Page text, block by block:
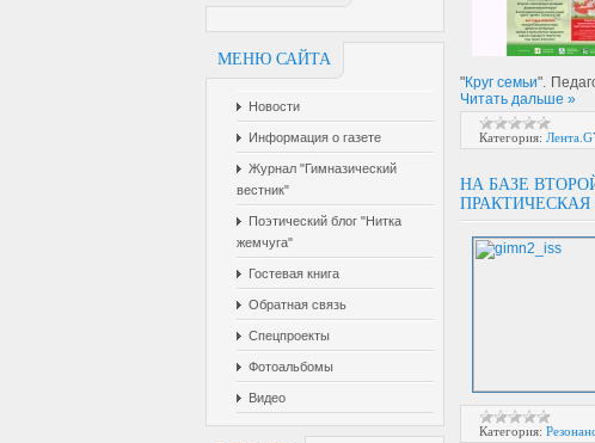
МЕНЮ САЙТА
Новости
Информация о газете
Журнал "Гимназический
вестник"
Поэтический блог "Нитка
жемчуга"
Гостевая книга
Обратная связь
Спецпроекты
Фотоальбомы
Видео
"Круг семьи".
Читать дальше »
Категория:
НА БАЗЕ
Категория: